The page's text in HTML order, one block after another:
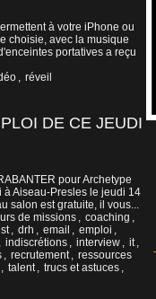
à votre iPhone ou
choisie, avec la musique
portatives a reçu
, réveil
DE CE JEUDI
pour Archetype
Aiseau-Presles le jeudi 14
salon est gratuite, il vous...
de missions , coaching ,
, drh , email , emploi ,
, indiscrétions , interview , it ,
, recrutement , ressources
, talent , trucs et astuces ,